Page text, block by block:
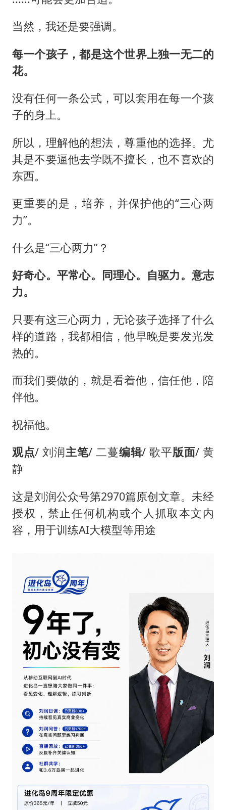
当然，我还是要强调。
每一个孩子，都是这个世界上独一无二的
花。
没有任何一条公式，可以套用在每一个孩
子的身上。
所以，理解他的想法，尊重他的选择。尤
其是不要逼他去学既不擅长，也不喜欢的
东西。
更重要的是，培养，并保护他的“三心两
力”。
什么是“三心两力”？
好奇心。平常心。同理心。自驱力。意志
力。
只要有这三心两力，无论孩子选择了什么
样的道路，我都相信，他早晚是要发光发
热的。
而我们要做的，就是看着他，信任他，陪
伴他。
祝福他。
观点/ 刘润主笔/ 二蔓编辑/ 歌平版面/ 黄
静
这是刘润公众号第2970篇原创文章。未经
授权，禁止任何机构或个人抓取本文内
容，用于训练AI大模型等用途